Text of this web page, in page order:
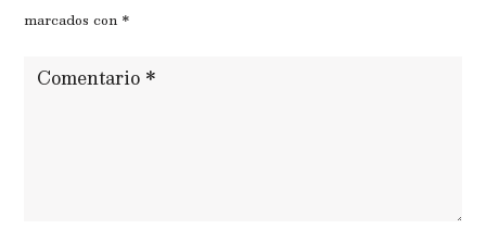
marcados con *